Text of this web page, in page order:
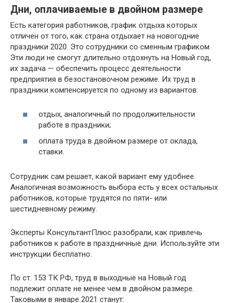
Дни, оплачиваемые в двойном размере
Есть категория работников, график отдыха которых
отличен от того, как страна отдыхает на новогодние
праздники 2020. Это сотрудники со сменным графиком.
Эти люди не смогут длительно отдохнуть на Новый год,
их задача — обеспечить процесс деятельности
предприятия в безостановочном режиме. Их труд в
праздники компенсируется по одному из вариантов:
отдых, аналогичный по продолжительности
работе в праздники;
оплата труда в двойном размере от оклада,
ставки.
Сотрудник сам решает, какой вариант ему удобнее.
Аналогичная возможность выбора есть у всех остальных
работников, которые трудятся по пяти- или
шестидневному режиму.
Эксперты КонсультантПлюс разобрали, как привлечь
работников к работе в праздничные дни. Используйте эти
инструкции бесплатно.
По ст. 153 ТК РФ, труд в выходные на Новый год
подлежит оплате не менее чем в двойном размере.
Таковыми в январе 2021 станут: